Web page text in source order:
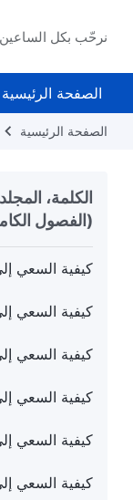
نرحّب بكل
الصفحة الرئيسية
الصفحة الرئيسية
(الفصول
كيفية السعي
كيفية السعي
كيفية السعي
كيفية السعي
كيفية السعي
كيفية السعي